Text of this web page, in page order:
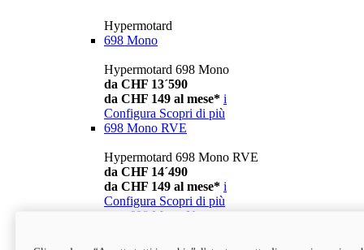
Hypermotard
698 Mono
Hypermotard 698 Mono
da CHF 13´590
da CHF 149 al mese* i
Configura Scopri di più
698 Mono RVE
Hypermotard 698 Mono RVE
da CHF 14´490
da CHF 149 al mese* i
Configura Scopri di più
698 Mono Nera
Hypermotard 698 Mono Nera